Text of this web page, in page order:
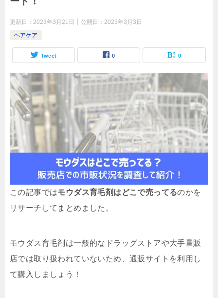
更新日： 2023年3月21日 公開日： 2023年3月3日
ヘアケア
Tweet 0 0
この記事ではモウダス育毛剤はどこで売ってるのかを
リサーチしてまとめました。
モウダス育毛剤は一般的なドラッグストアや大手量販
店では取り扱われていないため、通販サイトを利用し
て購入しましょう！